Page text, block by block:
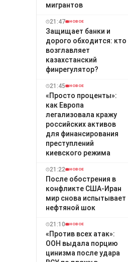
мигрантов
21:47 НОВОЕ
Защищает банки и
дорого обходится: кто
возглавляет
казахстанский
финрегулятор?
21:45 НОВОЕ
«Просто проценты»:
как Европа
легализовала кражу
российских активов
для финансирования
преступлений
киевского режима
21:22 НОВОЕ
После обострения в
конфликте США-Иран
мир снова испытывает
нефтяной шок
21:10 НОВОЕ
«Против всех атак»:
ООН выдала порцию
цинизма после удара